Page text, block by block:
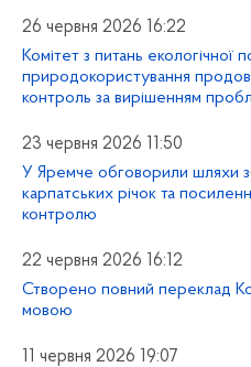
26 червня 2026 16:22
Комітет з питань екологічної
природокористування
контроль за вирішенням
23 червня 2026 11:50
У Яремче обговорили шляхи
карпатських річок та
контролю
22 червня 2026 16:12
Створено повний переклад
мовою
11 червня 2026 19:07